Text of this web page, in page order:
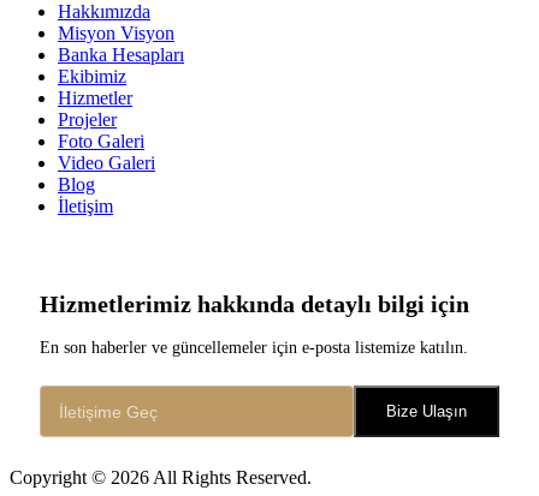
Hakkımızda
Misyon Visyon
Banka Hesapları
Ekibimiz
Hizmetler
Projeler
Foto Galeri
Video Galeri
Blog
İletişim
Hizmetlerimiz hakkında detaylı bilgi için
En son haberler ve güncellemeler için e-posta listemize katılın.
Bize Ulaşın
Copyright © 2026 All Rights Reserved.